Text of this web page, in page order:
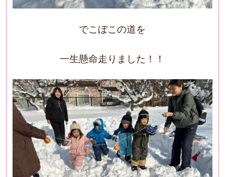
でこぼこの道を
一生懸命走りました！！